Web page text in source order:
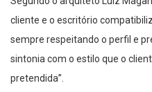
cliente e o escritório
sempre respeitando o perfil e
sintonia com o estilo que o
pretendida”.